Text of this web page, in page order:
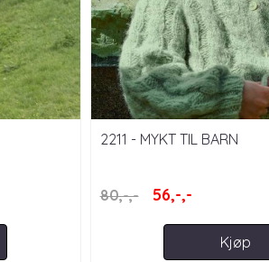
2211 - MYKT TIL BARN
80,-,- 56,-,-
Kjøp